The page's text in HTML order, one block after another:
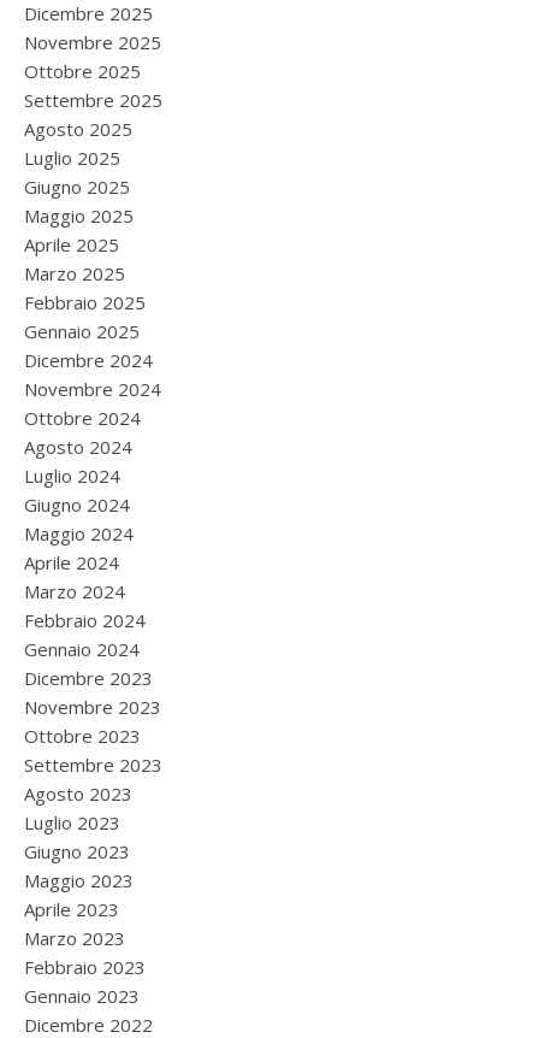
Dicembre 2025
Novembre 2025
Ottobre 2025
Settembre 2025
Agosto 2025
Luglio 2025
Giugno 2025
Maggio 2025
Aprile 2025
Marzo 2025
Febbraio 2025
Gennaio 2025
Dicembre 2024
Novembre 2024
Ottobre 2024
Agosto 2024
Luglio 2024
Giugno 2024
Maggio 2024
Aprile 2024
Marzo 2024
Febbraio 2024
Gennaio 2024
Dicembre 2023
Novembre 2023
Ottobre 2023
Settembre 2023
Agosto 2023
Luglio 2023
Giugno 2023
Maggio 2023
Aprile 2023
Marzo 2023
Febbraio 2023
Gennaio 2023
Dicembre 2022